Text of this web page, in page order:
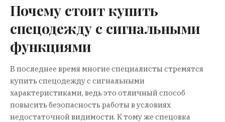
Почему стоит купить
спецодежду с сигнальными
функциями
В последнее время многие специалисты стремятся
купить спецодежду с сигнальными
характеристиками, ведь это отличный способ
повысить безопасность работы в условиях
недостаточной видимости. К тому же спецовка